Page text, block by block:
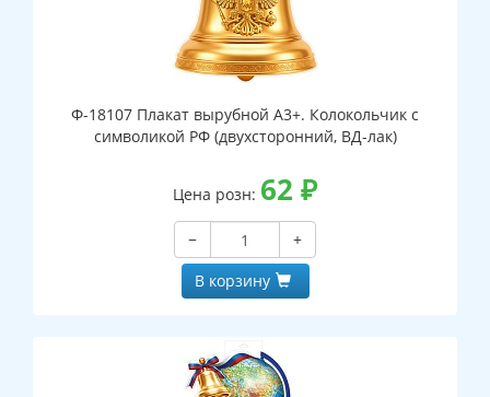
Ф-18107 Плакат вырубной А3+. Колокольчик с
символикой РФ (двухсторонний, ВД-лак)
Цена розн: 62 ₽
−
+
В корзину